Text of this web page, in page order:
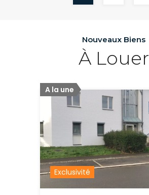
Nouveaux Biens
À Louer
A la une
Exclusivité